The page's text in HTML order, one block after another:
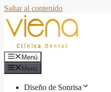
Saltar al contenido
Menú
Menú
Diseño de Sonrisa